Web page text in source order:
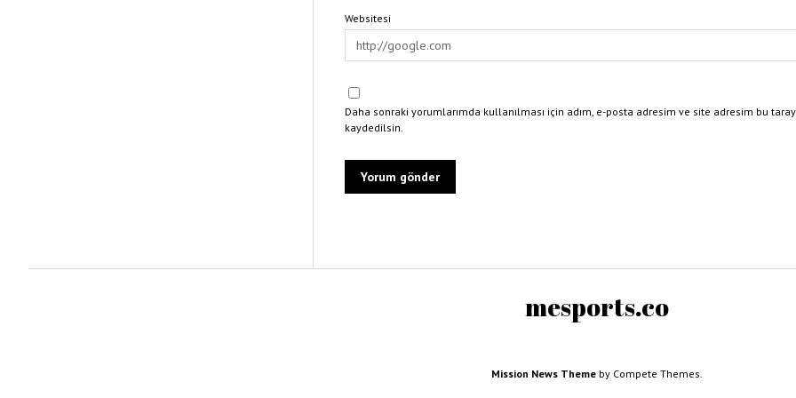
Websitesi
Daha sonraki yorumlarımda kullanılması için adım, e-posta adresim ve site adresim bu
kaydedilsin.
mesports.co
Mission News Theme by Compete Themes.